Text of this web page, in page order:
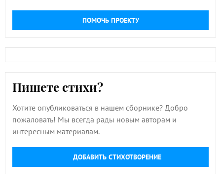
ПОМОЧЬ ПРОЕКТУ
Пишете стихи?
Хотите опубликоваться в нашем сборнике? Добро
пожаловать! Мы всегда рады новым авторам и
интересным материалам.
ДОБАВИТЬ СТИХОТВОРЕНИЕ